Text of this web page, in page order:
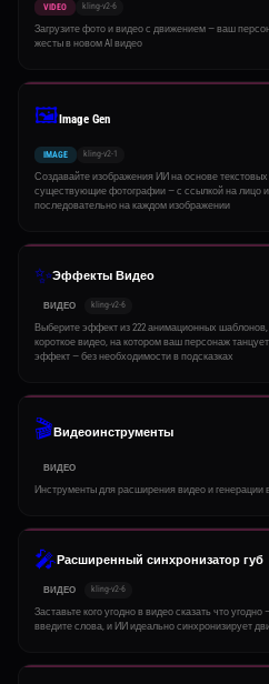
VIDEO kling-v2-6
Загрузите фото и видео с движением — ваш
жесты в новом AI видео
🖼️Image Gen
IMAGE kling-v2-1
Создавайте изображения ИИ на основе
существующие фотографии — с ссылкой на лицо
последовательно на каждом изображении
✨Эффекты Видео
ВИДЕО kling-v2-6
Выберите эффект из 222 анимационных шаблонов,
короткое видео, на котором ваш персонаж
эффект — без необходимости в подсказках
🎬Видеоинструменты
ВИДЕО
Инструменты для расширения видео и генерации
🎤Расширенный синхронизатор губ
ВИДЕО kling-v2-6
Заставьте кого угодно в видео сказать что
введите слова, и ИИ идеально синхронизирует